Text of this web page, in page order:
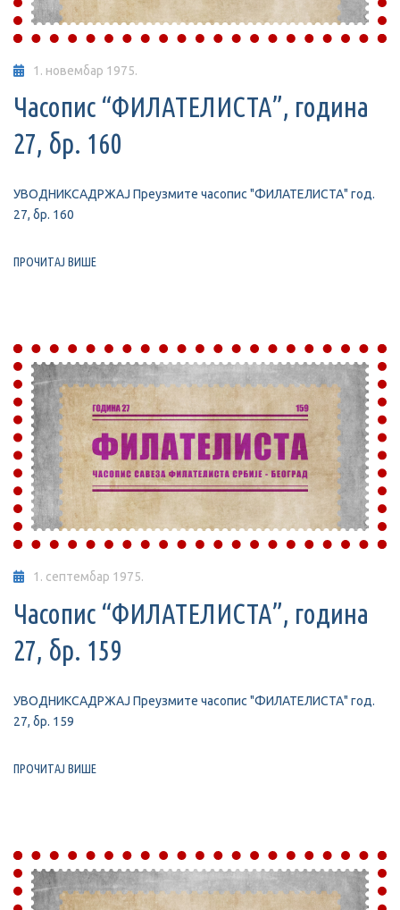
1. новембар 1975.
Часопис “ФИЛАТЕЛИСТА”, година
27, бр. 160
УВОДНИКСАДРЖАЈ Преузмите часопис "ФИЛАТЕЛИСТА" год.
27, бр. 160
ПРОЧИТАЈ ВИШЕ
1. септембар 1975.
Часопис “ФИЛАТЕЛИСТА”, година
27, бр. 159
УВОДНИКСАДРЖАЈ Преузмите часопис "ФИЛАТЕЛИСТА" год.
27, бр. 159
ПРОЧИТАЈ ВИШЕ